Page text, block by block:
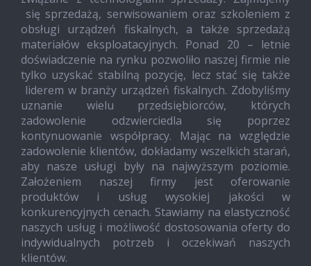
się sprzedażą, serwisowaniem oraz szkoleniem z
obsługi urządzeń fiskalnych, a także sprzedażą
materiałów eksploatacyjnych. Ponad 20 – letnie
doświadczenie na rynku pozwoliło naszej firmie nie
tylko uzyskać stabilną pozycję, lecz stać się także
liderem w branży urządzeń fiskalnych. Zdobyliśmy
uznanie wielu przedsiębiorców, których
zadowolenie odzwierciedla się poprzez
kontynuowanie współpracy. Mając na względzie
zadowolenie klientów, dokładamy wszelkich starań,
aby nasze usługi były na najwyższym poziomie.
Założeniem naszej firmy jest oferowanie
produktów i usług wysokiej jakości w
konkurencyjnych cenach. Stawiamy na elastyczność
naszych usług i możliwość dostosowania oferty do
indywidualnych potrzeb i oczekiwań naszych
klientów.